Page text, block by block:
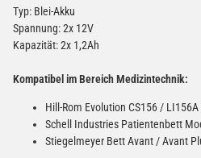
Typ: Blei-Akku
Spannung: 2x 12V
Kapazität: 2x 1,2Ah
Kompatibel im Bereich Medizintechnik:
Hill-Rom Evolution CS156 /
Schell Industries Patientenbett
Stiegelmeyer Bett Avant / Avant